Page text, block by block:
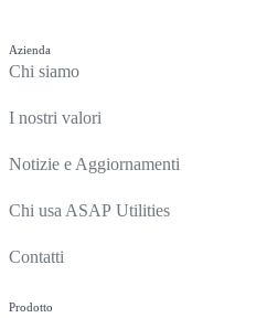
Azienda
Chi siamo
I nostri valori
Notizie e Aggiornamenti
Chi usa ASAP Utilities
Contatti
Prodotto